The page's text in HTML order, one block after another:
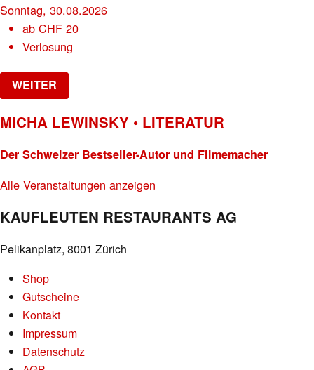
Sonntag, 30.08.2026
abCHF 20
Verlosung
WEITER
MICHA LEWINSKY • LITERATUR
Der Schweizer Bestseller-Autor und Filmemacher
Alle Veranstaltungen anzeigen
KAUFLEUTEN RESTAURANTS AG
Pelikanplatz, 8001 Zürich
Shop
Gutscheine
Kontakt
Impressum
Datenschutz